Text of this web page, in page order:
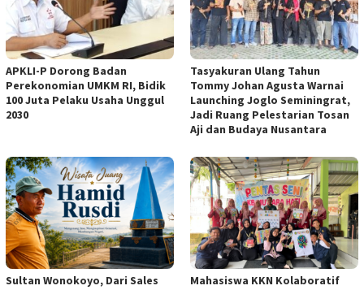
APKLI-P Dorong Badan
Perekonomian UMKM RI, Bidik
100 Juta Pelaku Usaha Unggul
2030
Tasyakuran Ulang Tahun
Tommy Johan Agusta Warnai
Launching Joglo Seminingrat,
Jadi Ruang Pelestarian Tosan
Aji dan Budaya Nusantara
Sultan Wonokoyo, Dari Sales
Mahasiswa KKN Kolaboratif